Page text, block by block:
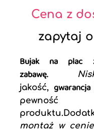
Cena z
zapytaj
Bujak na plac
zabawę.
jakość,
pewność
montaż w cenie